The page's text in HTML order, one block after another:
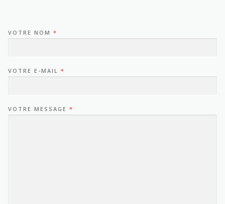
VOTRE NOM *
VOTRE E-MAIL *
VOTRE MESSAGE *